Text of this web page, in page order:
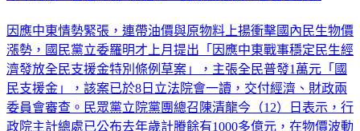
因應中東情勢緊張，連帶油價與原物料上揚衝擊國內民生物價
漲勢，國民黨立委羅明才上月提出「因應中東戰事穩定民生經
濟發放全民支援金特別條例草案」，主張全民普發1萬元「國
民支援金」，該案已於8日立法院會一讀，交付經濟、財政兩
委員會審查。民眾黨立院黨團總召陳清龍今（12）日表示，行
政院主計總處已公布去年歲計賸餘有1000多億元，在物價波動